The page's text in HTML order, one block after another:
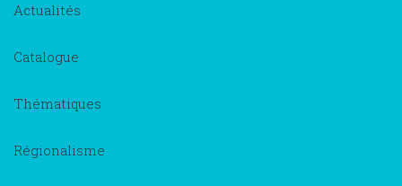
Actualités
Catalogue
Thématiques
Régionalisme